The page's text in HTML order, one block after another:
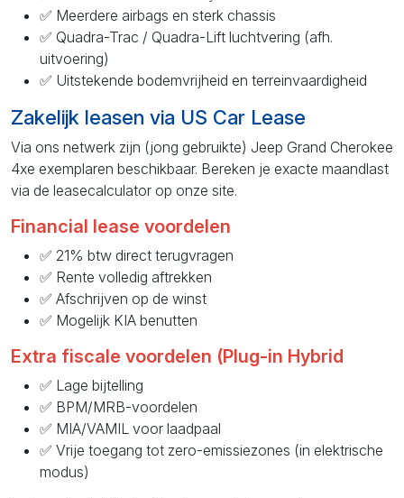
✅ Meerdere airbags en sterk chassis
✅ Quadra-Trac / Quadra-Lift luchtvering (afh.
uitvoering)
✅ Uitstekende bodemvrijheid en terreinvaardigheid
Zakelijk leasen via US Car Lease
Via ons netwerk zijn (jong gebruikte) Jeep Grand Cherokee
4xe exemplaren beschikbaar. Bereken je exacte maandlast
via de leasecalculator op onze site.
Financial lease voordelen
✅ 21% btw direct terugvragen
✅ Rente volledig aftrekken
✅ Afschrijven op de winst
✅ Mogelijk KIA benutten
Extra fiscale voordelen (Plug-in Hybrid
✅ Lage bijtelling
✅ BPM/MRB-voordelen
✅ MIA/VAMIL voor laadpaal
✅ Vrije toegang tot zero-emissiezones (in elektrische
modus)